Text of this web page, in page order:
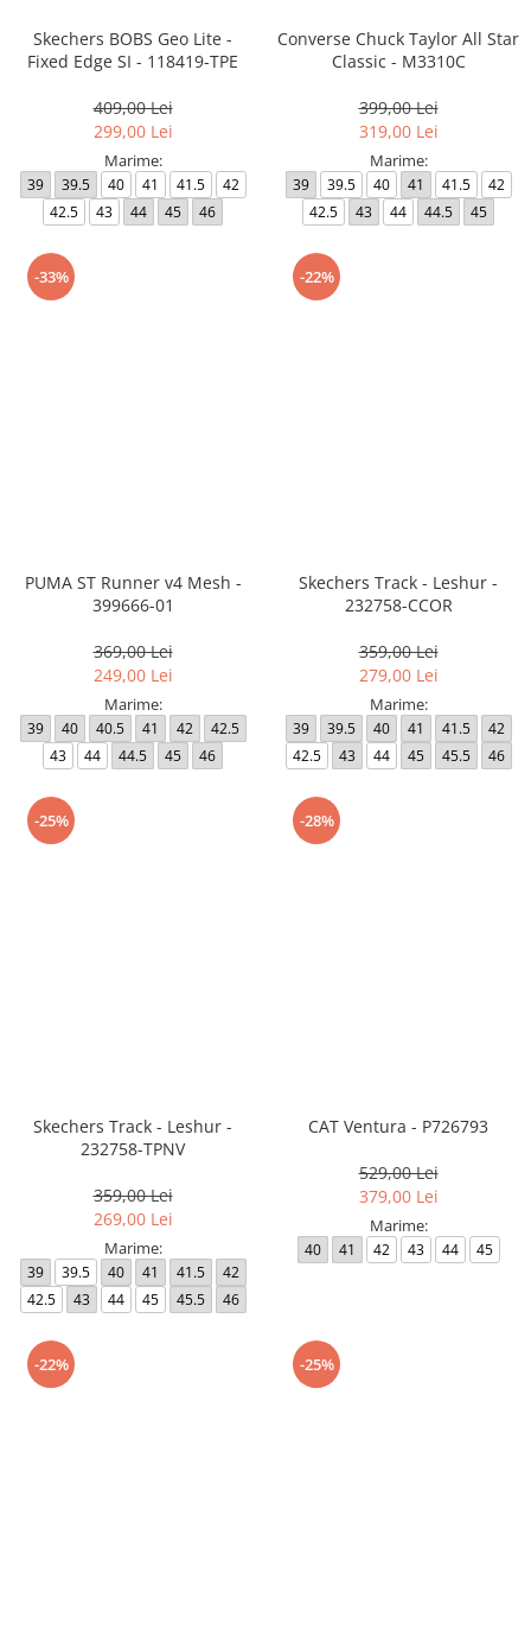
Skechers BOBS Geo Lite -
Fixed Edge SI - 118419-TPE
409,00 Lei
299,00 Lei
Marime:
39 39.5 40 41 41.5
42
42.5
43 44 45 46
Converse Chuck Taylor All Star
Classic - M3310C
399,00 Lei
319,00 Lei
Marime:
39 39.5 40 41 41.5
42
42.5
43 44 44.5 45
-33%
PUMA ST Runner v4 Mesh -
399666-01
369,00 Lei
249,00 Lei
Marime:
39 40 40.5 41 42
42.5
43
44 44.5 45 46
-22%
Skechers Track - Leshur -
232758-CCOR
359,00 Lei
279,00 Lei
Marime:
39 39.5 40 41 41.5
42
42.5
43 44 45 45.5 46
-25%
Skechers Track - Leshur -
232758-TPNV
359,00 Lei
269,00 Lei
Marime:
39 39.5 40 41 41.5
42
42.5
43 44 45 45.5 46
-28%
CAT Ventura - P726793
529,00 Lei
379,00 Lei
Marime:
40 41 42 43 44 45
-22% -25%